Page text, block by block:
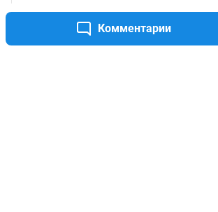
Комментарии